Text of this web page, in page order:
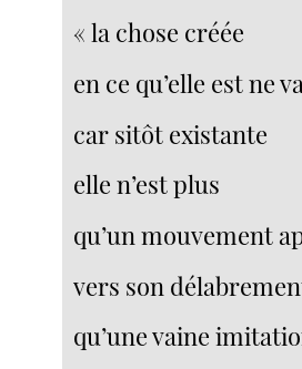
« la chose créée
en ce qu’elle est ne
car sitôt existante
elle n’est plus
qu’un mouvement
vers son
qu’une vaine